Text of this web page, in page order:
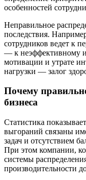
особенностей
Неправильное
последствия.
сотрудников ведет к
— к неэффективному
мотивации и утрате
нагрузки — залог
Почему
бизнеса
Статистика
выгораний связаны
задач и отсутствием
При этом компании,
системы
производительности